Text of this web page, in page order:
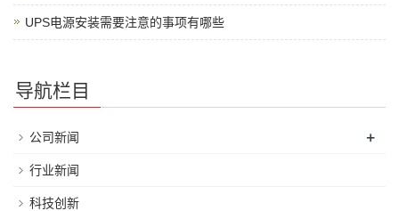
UPS电源安装需要注意的事项有哪些
导航栏目
公司新闻 +
行业新闻
科技创新